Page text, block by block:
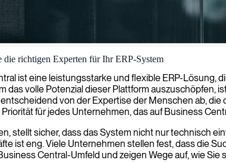
an, um Ihnen zu helfen, Ihre Geschäftsprozesse
richtigen Experten für Ihr ERP-System
ist eine leistungsstarke und flexible ERP-
das volle Potenzial dieser Plattform auszuschöpfen,
von der Expertise der Menschen ab,
für jedes Unternehmen, das auf Business
stellt sicher, dass das System nicht nur technisch
ist eng. Viele Unternehmen stellen fest, dass die
Central-Umfeld und zeigen Wege auf, wie